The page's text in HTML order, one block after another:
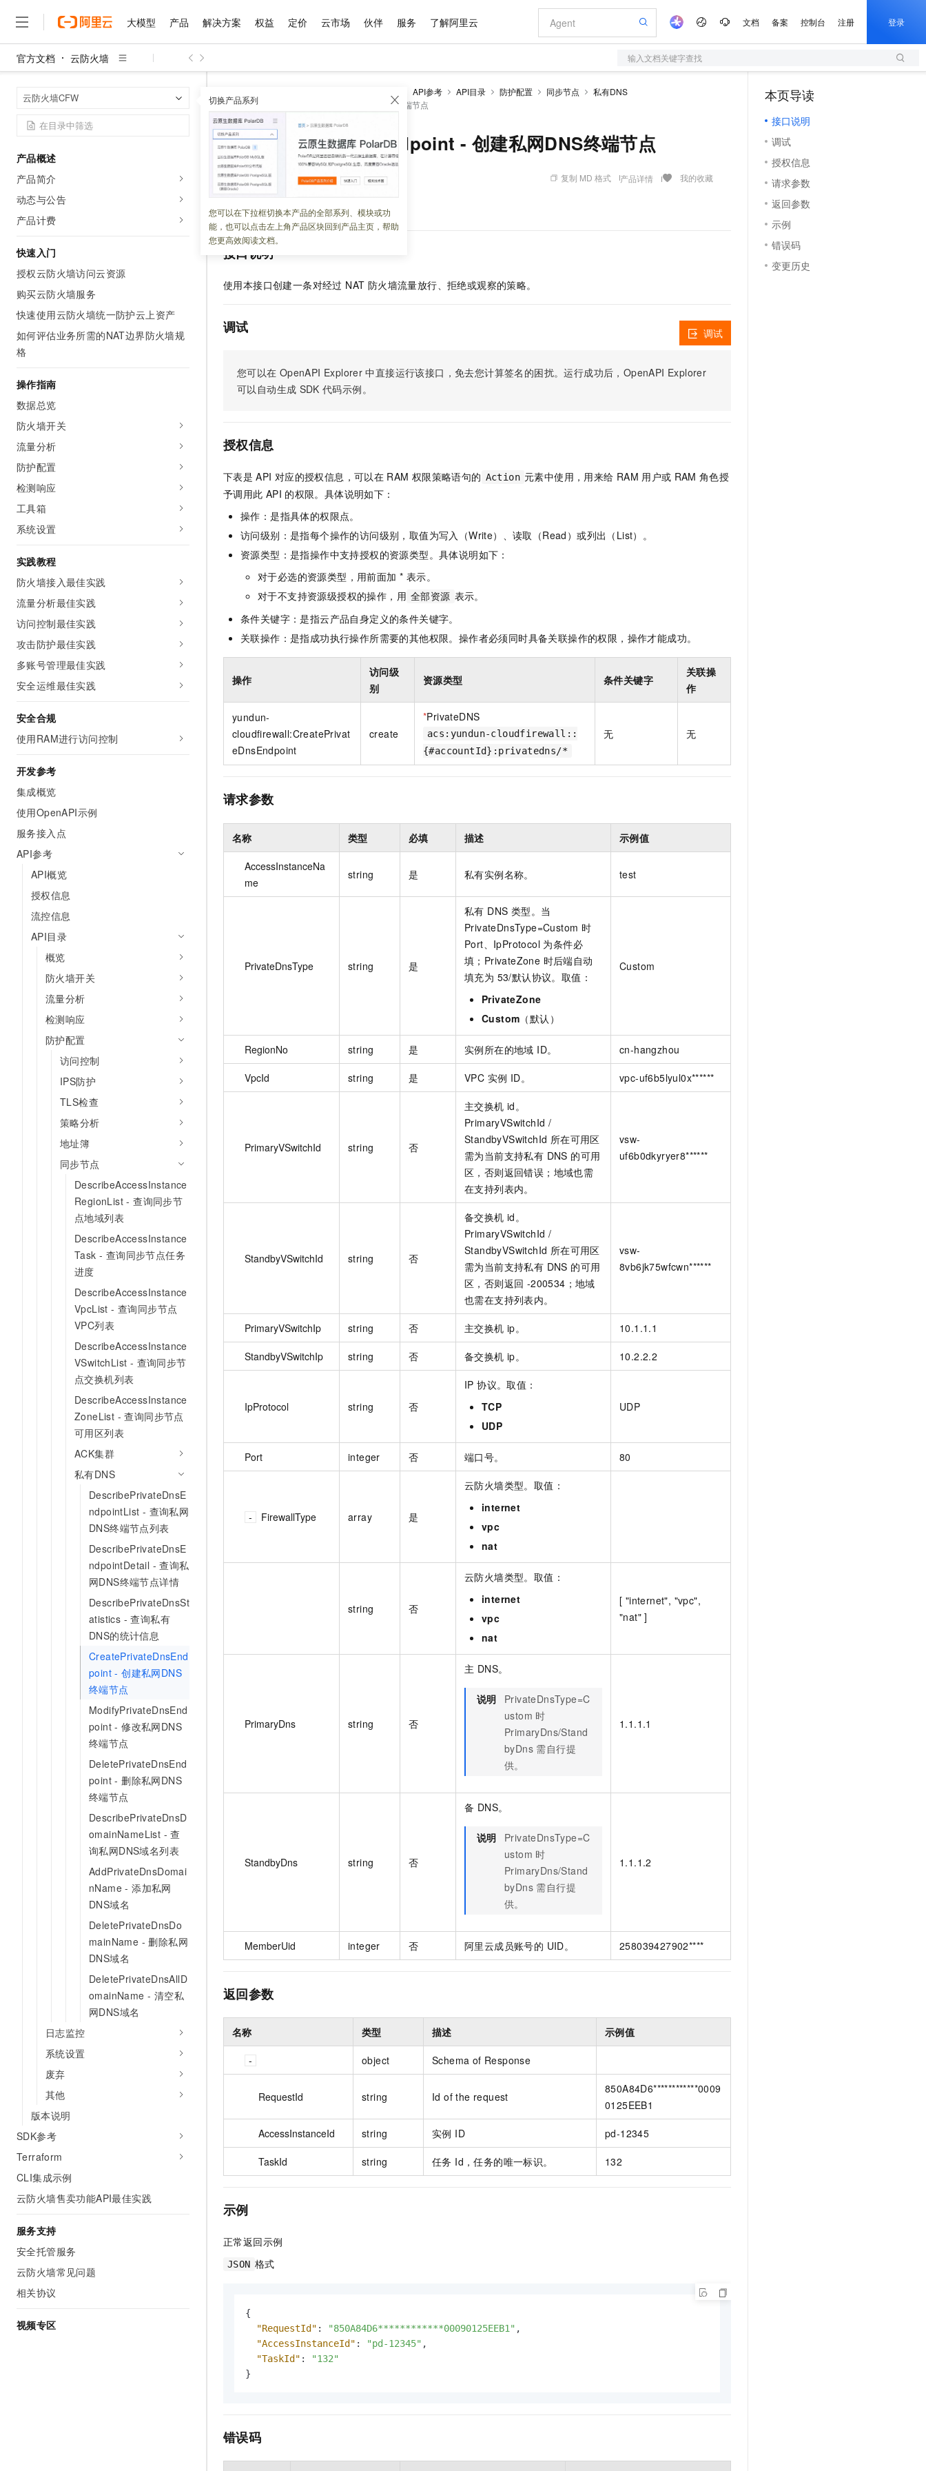
大模型 产品 解决方案 权益 定价 云市场 伙伴 服务 了解阿里云 文档 备案 控制台 注册 登录
官方文档 云防火墙 输入文档关键字查找
云防火墙CFW 切换产品系列
您可以在下拉框切换本产品的全部系列、模块或功
能，也可以点击左上角产品区块回到产品主页，帮助
您更高效阅读文档。
产品概述
产品简介
动态与公告
产品计费
快速入门
授权云防火墙访问云资源
购买云防火墙服务
快速使用云防火墙统一防护云上资产
如何评估业务所需的NAT边界防火墙规
格
操作指南
数据总览
防火墙开关
流量分析
防护配置
检测响应
工具箱
系统设置
实践教程
防火墙接入最佳实践
流量分析最佳实践
访问控制最佳实践
攻击防护最佳实践
多账号管理最佳实践
安全运维最佳实践
安全合规
使用RAM进行访问控制
开发参考
集成概览
使用OpenAPI示例
服务接入点
API参考
API概览
授权信息
流控信息
API目录
概览
防火墙开关
流量分析
检测响应
防护配置
访问控制
IPS防护
TLS检查
策略分析
地址簿
同步节点
DescribeAccessInstance
RegionList - 查询同步节
点地域列表
DescribeAccessInstance
Task - 查询同步节点任务
进度
DescribeAccessInstance
VpcList - 查询同步节点
VPC列表
DescribeAccessInstance
VSwitchList - 查询同步节
点交换机列表
DescribeAccessInstance
ZoneList - 查询同步节点
可用区列表
ACK集群
私有DNS
DescribePrivateDnsE
ndpointList - 查询私网
DNS终端节点列表
DescribePrivateDnsE
ndpointDetail - 查询私
网DNS终端节点详情
DescribePrivateDnsSt
atistics - 查询私有
DNS的统计信息
CreatePrivateDnsEnd
point - 创建私网DNS
终端节点
ModifyPrivateDnsEnd
point - 修改私网DNS
终端节点
DeletePrivateDnsEnd
point - 删除私网DNS
终端节点
DescribePrivateDnsD
omainNameList - 查
询私网DNS域名列表
AddPrivateDnsDomai
nName - 添加私网
DNS域名
DeletePrivateDnsDo
mainName - 删除私网
DNS域名
DeletePrivateDnsAllD
omainName - 清空私
网DNS域名
日志监控
系统设置
废弃
其他
版本说明
SDK参考
Terraform
CLI集成示例
云防火墙售卖功能API最佳实践
服务支持
安全托管服务
云防火墙常见问题
相关协议
视频专区
API参考 API目录 防护配置 同步节点
私有DNS
CreatePrivateDnsEndpoint - 创建私网DNS终端节点
CreatePrivateDnsEndpoint - 创建私网DNS终端节点
更新时间：2026-07-24 08:52:37 复制 MD 格式 产品详情 我的收藏
创建私网 DNS 终端节点
接口说明
使用本接口创建一条对经过 NAT 防火墙流量放行、拒绝或观察的策略。
调试
您可以在 OpenAPI Explorer 中直接运行该接口，免去您计算签名的困扰。运行成功后，OpenAPI Explorer
可以自动生成 SDK 代码示例。
调试
授权信息
下表是 API 对应的授权信息，可以在 RAM 权限策略语句的 Action 元素中使用，用来给 RAM 用户或 RAM 角色授
予调用此 API 的权限。具体说明如下：
操作：是指具体的权限点。
访问级别：是指每个操作的访问级别，取值为写入（Write）、读取（Read）或列出（List）。
资源类型：是指操作中支持授权的资源类型。具体说明如下：
对于必选的资源类型，用前面加 * 表示。
对于不支持资源级授权的操作，用 全部资源 表示。
条件关键字：是指云产品自身定义的条件关键字。
关联操作：是指成功执行操作所需要的其他权限。操作者必须同时具备关联操作的权限，操作才能成功。
操作
访问级
别
资源类型 条件关键字
关联操
作
yundun-
cloudfirewall:CreatePrivat
eDnsEndpoint
create
*PrivateDNS
acs:yundun-cloudfirewall::
{#accountId}:privatedns/*
无 无
请求参数
名称 类型 必填 描述 示例值
AccessInstanceNa
me
string 是 私有实例名称。 test
PrivateDnsType string 是
私有 DNS 类型。当
PrivateDnsType=Custom 时
Port、IpProtocol 为条件必
填；PrivateZone 时后端自动
填充为 53/默认协议。取值：
PrivateZone
Custom （默认）
Custom
RegionNo string 是 实例所在的地域 ID。 cn-hangzhou
VpcId string 是 VPC 实例 ID。 vpc-uf6b5lyul0x******
PrimaryVSwitchId string 否
主交换机 id。
PrimaryVSwitchId /
StandbyVSwitchId 所在可用区
需为当前支持私有 DNS 的可用
区，否则返回错误；地域也需
在支持列表内。
vsw-
uf6b0dkyryer8******
StandbyVSwitchId string 否
备交换机 id。
PrimaryVSwitchId /
StandbyVSwitchId 所在可用区
需为当前支持私有 DNS 的可用
区，否则返回 -200534；地域
也需在支持列表内。
vsw-
8vb6jk75wfcwn******
PrimaryVSwitchIp string 否 主交换机 ip。 10.1.1.1
StandbyVSwitchIp string 否 备交换机 ip。 10.2.2.2
IpProtocol string 否
IP 协议。取值：
TCP
UDP
UDP
Port integer 否 端口号。 80
FirewallType array 是
云防火墙类型。取值：
internet
vpc
nat
string 否
云防火墙类型。取值：
internet
vpc
nat
[ "internet", "vpc",
"nat" ]
PrimaryDns string 否
主 DNS。
说明
PrivateDnsType=C
ustom 时
PrimaryDns/Stand
byDns 需自行提
供。
1.1.1.1
StandbyDns string 否
备 DNS。
说明
PrivateDnsType=C
ustom 时
PrimaryDns/Stand
byDns 需自行提
供。
1.1.1.2
MemberUid integer 否 阿里云成员账号的 UID。 258039427902****
返回参数
名称 类型 描述 示例值
object Schema of Response
RequestId string Id of the request
850A84D6************0009
0125EEB1
AccessInstanceId string 实例 ID pd-12345
TaskId string 任务 Id，任务的唯一标识。 132
示例
正常返回示例
JSON 格式
{
"RequestId" : "850A84D6************00090125EEB1" ,
"AccessInstanceId" : "pd-12345" ,
"TaskId" :
"132"
}
错误码
本页导读
接口说明
调试
授权信息
请求参数
返回参数
示例
错误码
变更历史
大模型
大模型服务平台百炼
大模型
文本生成
Qwen3.8-Max HOT
智能体时代全能旗舰模型
Qwen3.7-Plus
Kimi 最新旗舰模型，长程编程与推理利器
图片和视频生成 语音识别与合成
Qwen3-TTS-Flash
大模型服务
千问AI平台-Token Plan
千问AI平台-模型体验
Happy 系列大模型
新一代 AI 视频生成模型，深度适配广告营销等场景
AI 应用构建
人工智能平台 PAI
大模型原生应用
秒悟
大模型解决方案
快速部署 Dify，高效搭建 AI 应用
依托云原生高可用架构,实现Dify私有化部署
10 分钟在聊天系统中增加一个 AI 助手
在企业官网、通讯软件中为客户提供 AI 客服
即刻拥有 DeepSeek-R1 满血版
多种方案随心选，轻松解锁专属 DeepSeek
产品
精选产品
人工智能与机器学习
存储
网络与CDN
安全
数据库
大数据计算
企业服务与云通信
域名与网站
开发工具
迁移与运维管理
专有云
精选产品
大模型服务平台百炼
大模型服务与应用平台
千问大模型
多元化、高性能、安全可靠的大模型服务
无影云电脑
随时随地安全接入的云上超级电脑
云解析DNS
面向分析的企业级SaaS模式云数据仓库
域名与网站
对象存储 OSS
一站式AI开发、训练和推理服务
Qoder CN
提供一站式管理容器应用的 K8s 服务
云数据库 RDS
轻量应用服务器
数字证书管理服务（原SSL证书）
实现全站HTTPS，呈现可信的WEB访问
短信服务
大数据开发治理平台 DataWorks
解决方案
精选解决方案
AI
现代化应用
安全
网络
上云与迁云
企业出海
政企业务
精选解决方案
千问办公，解锁你的工作新方式
企业级Agent产品，直接交付可用成果
Agency Agents：拥有专属领域专家
多领域专家智能体,一键组建 AI 虚拟交付团队
HappyHorse 打造一站式影视创作平台
快速拥有专属 OpenClaw
睿译宝，AI翻译排版一步到位
GLM-5.2：长任务时代开源旗舰模型
自主进化，持久记忆，越用越聪明
Claude Code + GStack 打造工程团队
即刻拥有 DeepSeek-V4-Pro
一句话生成原生可编辑精美 PPT 文稿
输入一句话想法, 轻松生成专业的 PPT
一键部署幻兽帕鲁游戏服务器
一键购买专属联机服务器，轻松开启游戏
漫剧工坊：一站式动画创作平台
快速生产连贯的高质量长漫剧
10 分钟搭建微信、支付宝小程序
高效部署网站，快速应用到小程序
权益 普惠上云
普惠上云 官方力荐
云服务器38元/年起，超值低价云产品抢先购
官方推荐返现计划
推荐新用户得奖励，单订单最高返9万
云工开物
高校专属算力普惠，学生认证享300元代金券
免费试用
最高领取价值200元试用点，立即开启云上创新
AI 产品 免费试用
1亿+ 大模型 tokens 和 30+ 款产品免费体验
产品新客免费试用，最长12个月
AI 特惠
智启 AI 普惠权益
阿里云 OPC 创新助力计划
至高百万元 Token 补贴，加速一人公司成长
Qwen3.8-Max 首发尝鲜，限时加量 10 倍，夜间低至2折
千问办公，限时限量积分加倍
送.CN域名，送备案服务码
AI 场景体验
AI 电商营销
AI智能应用，一键激活高效办公新体验
自动承接线索、识别商机，让客服更高效、服务更出色。
AI 活动
AI 生产力先锋
先锋实践拓展 AI 生产力的边界
飞天发布时刻
所见，即是所愿
AI 实训营
从基础到进阶，Agent 创客手把手教你
创新加速
定价 产品定价
了解云产品的定价详情
云上成本管理
管理和优化成本
价格计算器
自助选配和估算价格
价格优势
推动算力普惠，释放技术红利
配置报价器
阿里云 OPC 创新助力计划
Token 补贴，五大权
益加速 OPC 成功
云市场 精选商城
网站建设
多端小程序
Salesforce 国际版订阅
友盟天域
观测云
Tuya 物联网平台阿里云版
蓝凌 OA
电子合同
Tableau 订阅
生态解决方案
开发者生态解决方案
AI 开发和 AI 应用解决方案
数据与 API
数据集
身份实名认证
短信
OCR 文字识别
发票查验
快递物流查询
CRM
广告营销
基础软件
CentOS
Docker
模板小程序
专业服务
公司注册
上云迁移
代维服务
伙伴 成为销售伙伴
分销伙伴
咨询伙伴
销售伙伴合作计划
Salesforce On Alibaba Cloud
Consulting Partner 合作计划
AI 大模型销售与服务生态合作计划
成为产品伙伴
产品生态集成认证中心
产品生态伙伴工作台
产品伙伴合作计划
云存储合作计划
数据库合作计划
服务伙伴合作计划
Al MaaS 服务伙伴赋能合作
伙伴信用分合作计划
更多支持
合作伙伴培训与认证
查询合作伙伴
登录合作伙伴管理后台
服务 售前咨询
在线服务
售后服务
自助服务
工单服务
短信专区
企业增值服务
企业支持计划
企业增值服务台
服务实践
阿里云认证
训练营
开发者社区
镜像站
我要反馈
我要建议
我要投诉
了解阿里云 为什么选择阿里云
什么是云计算
技术领先
稳定可靠
安全合规
分析师报告
研究报告与白皮书
云开发大赛
最佳实践
云上春晚
云栖战略参考
云上的中国
金融模力时刻
市场活动
云栖大会
活动全景
加入我们
校园招聘